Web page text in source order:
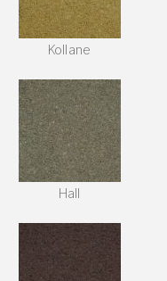
Kollane
Hall